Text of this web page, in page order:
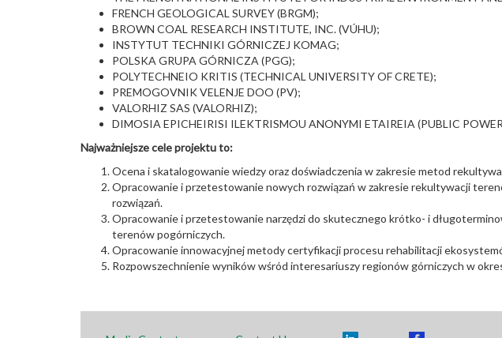
FRENCH GEOLOGICAL SURVEY (BRGM);
BROWN COAL RESEARCH INSTITUTE, INC. (VÚHU);
INSTYTUT TECHNIKI GÓRNICZEJ KOMAG;
POLSKA GRUPA GÓRNICZA (PGG);
POLYTECHNEIO KRITIS (TECHNICAL UNIVERSITY OF CRETE);
PREMOGOVNIK VELENJE DOO (PV);
VALORHIZ SAS (VALORHIZ);
DIMOSIA EPICHEIRISI ILEKTRISMOU ANONYMI ETAIREIA (PUBLIC
Najważniejsze cele projektu to:
Ocena i skatalogowanie wiedzy oraz doświadczenia w zakresie metod
Opracowanie i przetestowanie nowych rozwiązań w zakresie rekultywacji
rozwiązań.
Opracowanie i przetestowanie narzędzi do skutecznego krótko- i
terenów pogórniczych.
Opracowanie innowacyjnej metody certyfikacji procesu rehabilitacji
Rozpowszechnienie wyników wśród interesariuszy regionów górniczych w